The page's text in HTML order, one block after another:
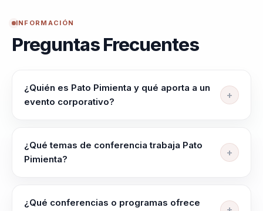
INFORMACIÓN
Preguntas Frecuentes
¿Quién es Pato Pimienta y qué aporta a un
evento corporativo?
responsables de equipos a alinear equipos, elevar
criterio y liderar con claridad en contextos complejos.
toma de decisiones.
¿Qué temas de conferencia trabaja Pato
Pimienta?
Inspirador, Humor Corporativo, Motivación
¿Qué conferencias o programas ofrece